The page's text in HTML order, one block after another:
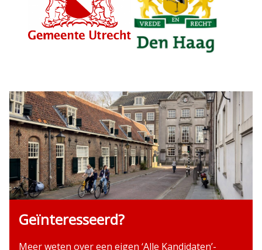
Geïnteresseerd?
Meer weten over een eigen ‘Alle Kandidaten’-